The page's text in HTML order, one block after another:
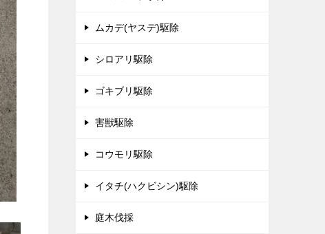
ムカデ(ヤスデ)駆除
シロアリ駆除
ゴキブリ駆除
害獣駆除
コウモリ駆除
イタチ(ハクビシン)駆除
庭木伐採